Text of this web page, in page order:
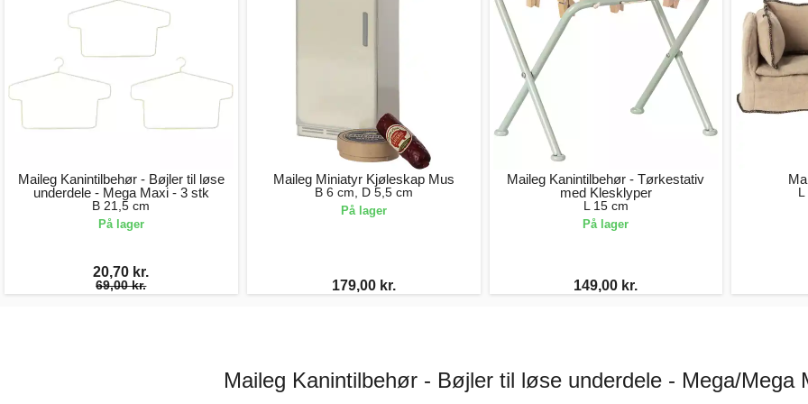
Maileg Kanintilbehør - Bøjler til løse
underdele - Mega Maxi - 3 stk
B 21,5 cm
På lager
20,70 kr.
69,00 kr.
Maileg Miniatyr Kjøleskap Mus
B 6 cm, D 5,5 cm
På lager
179,00 kr.
Maileg Kanintilbehør - Tørkestativ
med Klesklyper
L 15 cm
På lager
149,00 kr.
Maileg Kanintilbehør - Bøjler til løse underdele - Mega/Mega